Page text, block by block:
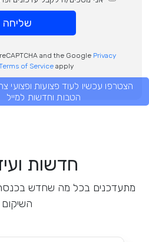
שליחה
and the Google Privacy
of Serviceapply.
הצטרפו עכשיו לעוד פצועות ופצועי
הטבות וחדשות למייל
חדשות
מתעדכנים בכל מה שחדש
השיקום